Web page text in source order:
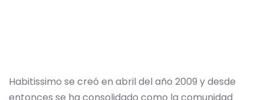
Habitissimo se creó en abril del año 2009 y desde
entonces se ha consolidado como la comunidad